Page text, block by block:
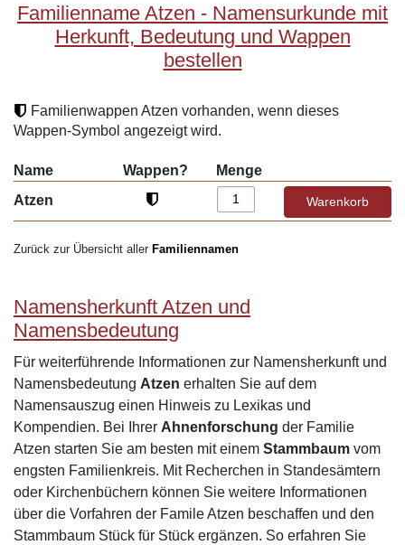
Familienname Atzen - Namensurkunde mit
Herkunft, Bedeutung und Wappen
bestellen
Familienwappen Atzen vorhanden, wenn dieses
Wappen-Symbol angezeigt wird.
Name Wappen?
Menge
Atzen
Zurück zur Übersicht aller Familiennamen
Namensherkunft Atzen und
Namensbedeutung
Für weiterführende Informationen zur Namensherkunft und
Namensbedeutung Atzen erhalten Sie auf dem
Namensauszug einen Hinweis zu Lexikas und
Kompendien. Bei Ihrer Ahnenforschung der Familie
Atzen starten Sie am besten mit einem Stammbaum vom
engsten Familienkreis. Mit Recherchen in Standesämtern
oder Kirchenbüchern können Sie weitere Informationen
über die Vorfahren der Famile Atzen beschaffen und den
Stammbaum Stück für Stück ergänzen. So erfahren Sie